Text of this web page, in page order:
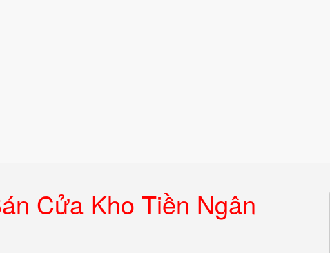
Cửa Kho Tiền Ngân